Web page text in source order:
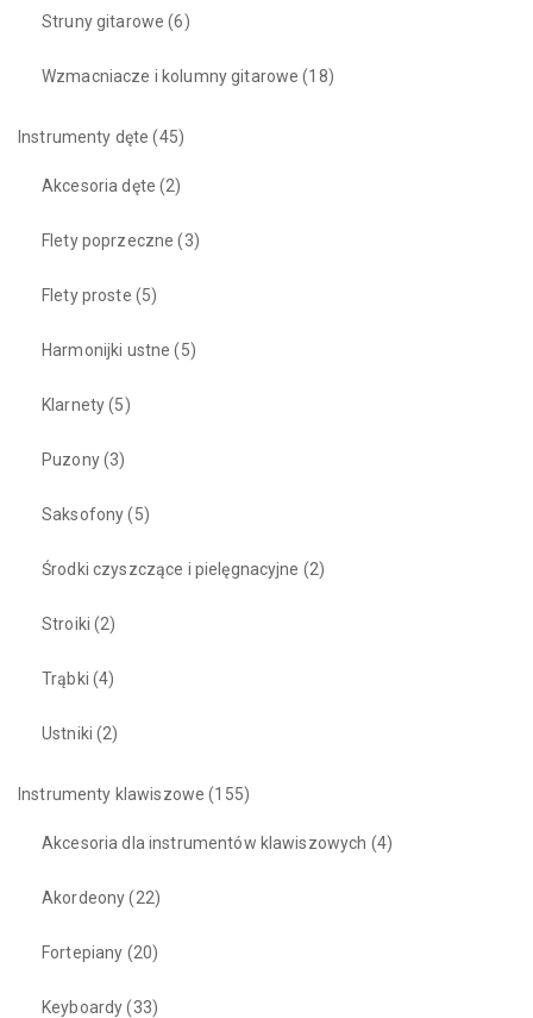
Struny gitarowe (6)
Wzmacniacze i kolumny gitarowe (18)
Instrumenty dęte (45)
Akcesoria dęte (2)
Flety poprzeczne (3)
Flety proste (5)
Harmonijki ustne (5)
Klarnety(5)
Puzony(3)
Saksofony(5)
Środki czyszczące i pielęgnacyjne (2)
Stroiki (2)
Trąbki (4)
Ustniki (2)
Instrumenty klawiszowe (155)
Akcesoria dla instrumentów klawiszowych (4)
Akordeony(22)
Fortepiany (20)
Keyboardy(33)